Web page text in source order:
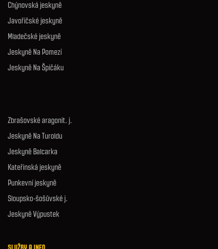
Chýnovská jeskyně
Javoříčské jeskyně
Mladečské jeskyně
Jeskyně Na Pomezí
Jeskyně Na Špičáku
Zbrašovské aragonit. j.
Jeskyně Na Turoldu
Jeskyně Balcarka
Kateřinská jeskyně
Punkevní jeskyně
Sloupsko-šošůvské j.
Jeskyně Výpustek